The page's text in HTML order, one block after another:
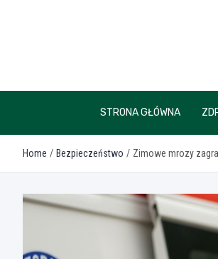
STRONA GŁÓWNA
Home Bezpieczeństwo Zimowe mrozy